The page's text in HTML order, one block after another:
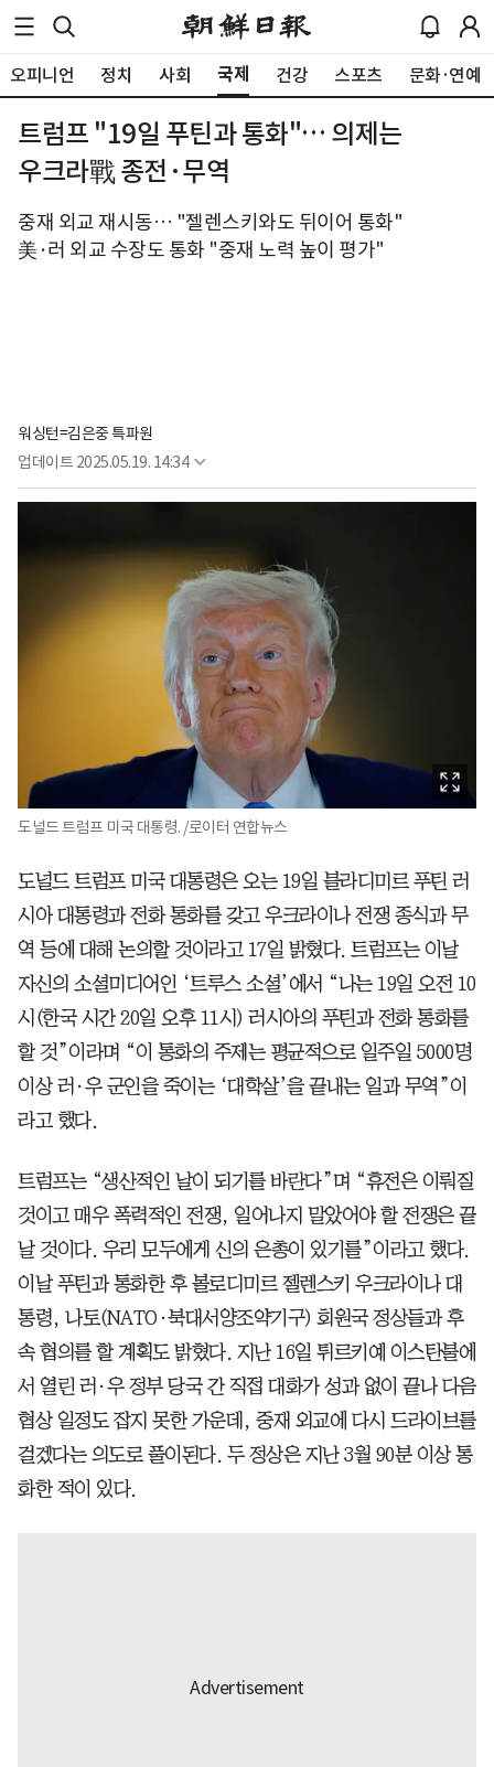
오피니언 정치 사회 국제 건강 스포츠 문화·연예
트럼프 "19일 푸틴과 통화"… 의제는
우크라戰 종전·무역
중재 외교 재시동… "젤렌스키와도 뒤이어 통화"
美·러 외교 수장도 통화 "중재 노력 높이 평가"
워싱턴=김은중 특파원
업데이트 2025.05.19. 14:34
도널드 트럼프 미국 대통령. /로이터 연합뉴스
도널드 트럼프 미국 대통령은 오는 19일 블라디미르 푸틴 러
시아 대통령과 전화 통화를 갖고 우크라이나 전쟁 종식과 무
역 등에 대해 논의할 것이라고 17일 밝혔다. 트럼프는 이날
자신의 소셜미디어인 ‘트루스 소셜’에서 “나는 19일 오전 10
시(한국 시간 20일 오후 11시) 러시아의 푸틴과 전화 통화를
할 것”이라며 “이 통화의 주제는 평균적으로 일주일 5000명
이상 러·우 군인을 죽이는 ‘대학살’을 끝내는 일과 무역”이
라고 했다.
트럼프는 “생산적인 날이 되기를 바란다”며 “휴전은 이뤄질
것이고 매우 폭력적인 전쟁, 일어나지 말았어야 할 전쟁은 끝
날 것이다. 우리 모두에게 신의 은총이 있기를”이라고 했다.
이날 푸틴과 통화한 후 볼로디미르 젤렌스키 우크라이나 대
통령, 나토(NATO·북대서양조약기구) 회원국 정상들과 후
속 협의를 할 계획도 밝혔다. 지난 16일 튀르키예 이스탄불에
서 열린 러·우 정부 당국 간 직접 대화가 성과 없이 끝나 다음
협상 일정도 잡지 못한 가운데, 중재 외교에 다시 드라이브를
걸겠다는 의도로 풀이된다. 두 정상은 지난 3월 90분 이상 통
화한 적이 있다.